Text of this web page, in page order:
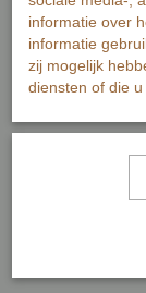
Boskoop ABC
letterkaarten
informatie over
informatie
zij mogelijk
diensten of die